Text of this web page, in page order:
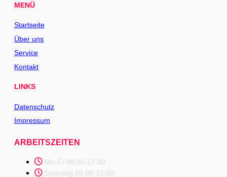
MENÜ
Startseite
Über uns
Service
Kontakt
LINKS
Datenschutz
Impressum
ARBEITSZEITEN
Mo-Fr 08:00-17:00
Samstag 08:00-12:00